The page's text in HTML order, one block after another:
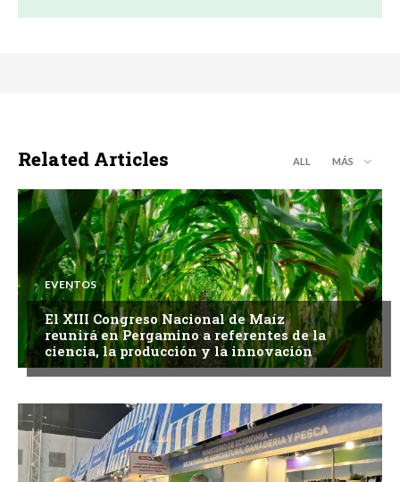
Related Articles ALL MÁS
EVENTOS
El XIII Congreso Nacional de Maíz
reunirá en Pergamino a referentes de la
ciencia, la producción y la innovación